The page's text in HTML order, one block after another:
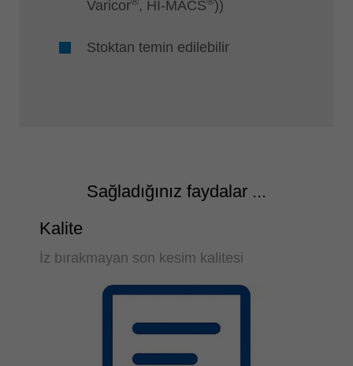
Varicor , HI-MACS ))
Stoktan temin edilebilir
Sağladığınız faydalar ...
Kalite
İz bırakmayan son kesim kalitesi